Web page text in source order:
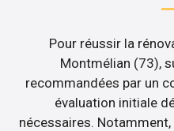
Pour réussir la
Montmélian (73),
recommandées par un
évaluation initiale
nécessaires.